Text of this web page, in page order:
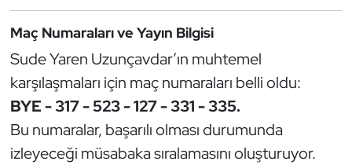
Maç Numaraları ve Yayın Bilgisi
Sude Yaren Uzunçavdar’ın muhtemel
karşılaşmaları için maç numaraları belli oldu:
BYE - 317 - 523 - 127 - 331 - 335.
Bu numaralar, başarılı olması durumunda
izleyeceği müsabaka sıralamasını oluşturuyor.
Kick Boks
Kürek
Masa Tenisi